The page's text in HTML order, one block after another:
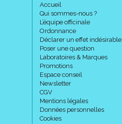
Accueil
Qui sommes-nous ?
L’équipe officinale
Ordonnance
Déclarer un effet indésirable
Poser une question
Laboratoires & Marques
Promotions
Espace conseil
Newsletter
CGV
Mentions légales
Données personnelles
Cookies